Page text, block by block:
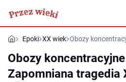
Epoki XX wiek Obozy
Obozy
Zapomniana tragedia